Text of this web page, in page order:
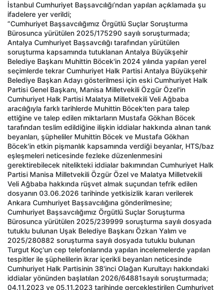
İstanbul Cumhuriyet Başsavcılığı’ndan yapılan açıklamada şu
ifadelere yer verildi;
“Cumhuriyet Başsavcılığımız Örgütlü Suçlar Soruşturma
Bürosunca yürütülen 2025/175290 sayılı soruşturmada;
Antalya Cumhuriyet Başsavcılığı tarafından yürütülen
soruşturma kapsamında tutuklanan Antalya Büyükşehir
Belediye Başkanı Muhittin Böcek'in 2024 yılında yapılan yerel
seçimlerde tekrar Cumhuriyet Halk Partisi Antalya Büyükşehir
Belediye Başkan Adayı gösterilmesi için eski Cumhuriyet Halk
Partisi Genel Başkanı, Manisa Milletvekili Özgür Özel'in
Cumhuriyet Halk Partisi Malatya Milletvekili Veli Ağbaba
aracılığıyla farklı tarihlerde Muhittin Böcek'ten para talep
ettiğine ve talep edilen miktarların Mustafa Gökhan Böcek
tarafından teslim edildiğine ilişkin iddialar hakkında alınan tanık
beyanları, şüpheliler Muhittin Böcek ve Mustafa Gökhan
Böcek'in etkin pişmanlık kapsamında verdiği beyanlar, HTS/baz
eşleşmeleri neticesinde fezleke düzenlenmesini
gerektirebilecek nitelikteki iddialar bakımından Cumhuriyet Halk
Partisi Manisa Milletvekili Özgür Özel ve Malatya Milletvekili
Veli Ağbaba hakkında rüşvet almak suçundan tefrik edilen
dosyanın 03.06.2026 tarihinde yetkisizlik kararı verilerek
Ankara Cumhuriyet Başsavcılığına gönderilmesine;
Cumhuriyet Başsavcılığımız Örgütlü Suçlar Soruşturma
Bürosunca yürütülen 2025/239999 soruşturma sayılı dosyada
tutuklu bulunan Uşak Belediye Başkanı Özkan Yalım ve
2025/280882 soruşturma sayılı dosyada tutuklu bulunan
Turgut Koç'un cep telefonlarında yapılan incelemelerde yapılan
tespitler ile şüphelilerin ikrar içerikli beyanları neticesinde
Cumhuriyet Halk Partisinin 38'inci Olağan Kurultayı hakkındaki
iddialar yönünden başlatılan 2026/64881sayılı soruşturmada;
04.11.2023 ve 05.11.2023 tarihinde gerçekleştirilen Cumhuriyet